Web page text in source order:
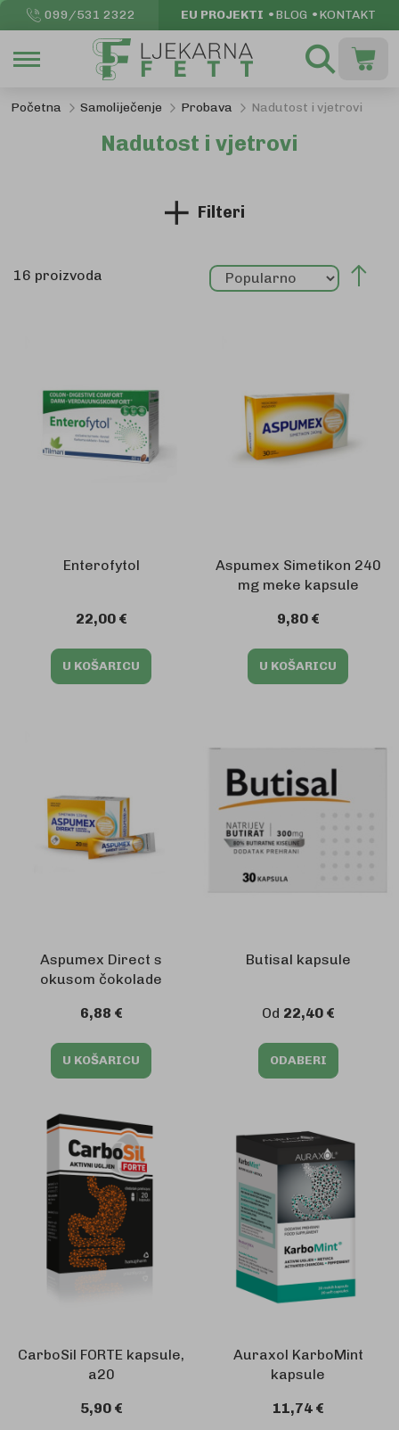
099/531 2322 EU PROJEKTI BLOG KONTAKT
Moja
Početna Samoliječenje Probava Nadutost i vjetrovi
Nadutost i vjetrovi
16 proizvoda
Enterofytol
22,00 €
U KOŠARICU
Aspumex Simetikon 240
mg meke kapsule
9,80 €
U KOŠARICU
Aspumex Direct s
okusom čokolade
6,88 €
U KOŠARICU
Butisal kapsule
Od 22,40 €
ODABERI
CarboSil FORTE kapsule,
a20
5,90 €
Auraxol KarboMint
kapsule
11,74 €
Filteri